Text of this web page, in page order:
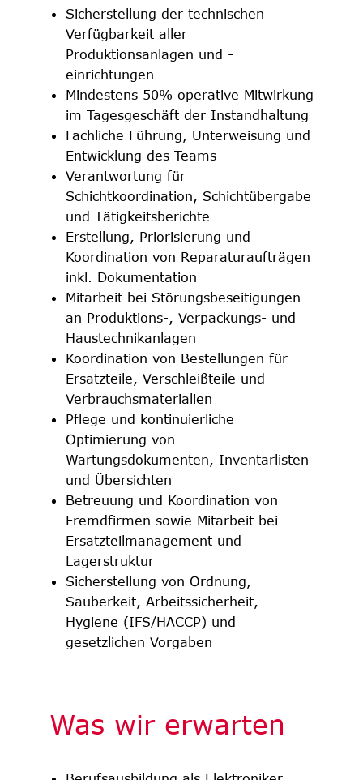
Sicherstellung der technischen
Verfügbarkeit aller
Produktionsanlagen und -
einrichtungen
Mindestens 50% operative Mitwirkung
im Tagesgeschäft der Instandhaltung
Fachliche Führung, Unterweisung und
Entwicklung des Teams
Verantwortung für
Schichtkoordination, Schichtübergabe
und Tätigkeitsberichte
Erstellung, Priorisierung und
Koordination von Reparaturaufträgen
inkl. Dokumentation
Mitarbeit bei Störungsbeseitigungen
an Produktions-, Verpackungs- und
Haustechnikanlagen
Koordination von Bestellungen für
Ersatzteile, Verschleißteile und
Verbrauchsmaterialien
Pflege und kontinuierliche
Optimierung von
Wartungsdokumenten, Inventarlisten
und Übersichten
Betreuung und Koordination von
Fremdfirmen sowie Mitarbeit bei
Ersatzteilmanagement und
Lagerstruktur
Sicherstellung von Ordnung,
Sauberkeit, Arbeitssicherheit,
Hygiene (IFS/HACCP) und
gesetzlichen Vorgaben
Was wir erwarten